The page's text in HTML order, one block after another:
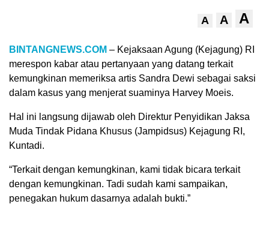
A A A
BINTANGNEWS.COM – Kejaksaan Agung (Kejagung) RI
merespon kabar atau pertanyaan yang datang terkait
kemungkinan memeriksa artis Sandra Dewi sebagai saksi
dalam kasus yang menjerat suaminya Harvey Moeis.
Hal ini langsung dijawab oleh Direktur Penyidikan Jaksa
Muda Tindak Pidana Khusus (Jampidsus) Kejagung RI,
Kuntadi.
“Terkait dengan kemungkinan, kami tidak bicara terkait
dengan kemungkinan. Tadi sudah kami sampaikan,
penegakan hukum dasarnya adalah bukti.”